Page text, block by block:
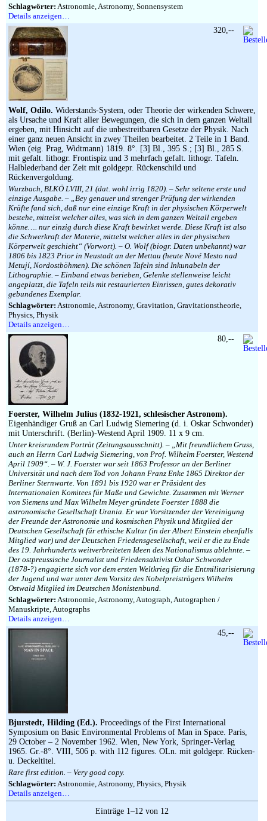
Schlagwörter: Astronomie, Astronomy, Sonnensystem
Details anzeigen…
Wolf, Odilo. Widerstands-System, oder Theorie der wirkenden Schwere,
als Ursache und Kraft aller Bewegungen, die sich in dem ganzen Weltall
ergeben, mit Hinsicht auf die unbestreitbaren Gesetze der Physik. Nach
einer ganz neuen Ansicht in zwey Theilen bearbeitet. 2 Teile in 1 Band.
Wien (eig. Prag, Widtmann) 1819. 8°. [3] Bl., 395 S.; [3] Bl., 285 S.
mit gefalt. lithogr. Frontispiz und 3 mehrfach gefalt. lithogr. Tafeln.
Halblederband der Zeit mit goldgepr. Rückenschild und
Rückenvergoldung.
Wurzbach, BLKÖ LVIII, 21 (dat. wohl irrig 1820). – Sehr seltene erste und
einzige Ausgabe. – „Bey genauer und strenger Prüfung der wirkenden
Kräfte fand sich, daß nur eine einzige Kraft in der physischen Körperwelt
bestehe, mittelst welcher alles, was sich in dem ganzen Weltall ergeben
könne…. nur einzig durch diese Kraft bewirket werde. Diese Kraft ist also
die Schwerkraft der Materie, mittelst welcher alles in der physischen
Körperwelt geschieht“ (Vorwort). – O. Wolf (biogr. Daten unbekannt) war
1806 bis 1823 Prior in Neustadt an der Mettau (heute Nové Mesto nad
Metují, Nordostböhmen). Die schönen Tafeln sind Inkunabeln der
Lithographie. – Einband etwas berieben, Gelenke stellenweise leicht
angeplatzt, die Tafeln teils mit restaurierten Einrissen, gutes dekorativ
gebundenes Exemplar.
Schlagwörter: Astronomie, Astronomy, Gravitation, Gravitationstheorie,
Physics, Physik
Details anzeigen…
320,--
Foerster, Wilhelm Julius (1832-1921, schlesischer Astronom).
Eigenhändiger Gruß an Carl Ludwig Siemering (d. i. Oskar Schwonder)
mit Unterschrift. (Berlin)-Westend April 1909. 11 x 9 cm.
Unter kreisrundem Porträt (Zeitungsausschnitt). – „Mit freundlichem Gruss,
auch an Herrn Carl Ludwig Siemering, von Prof. Wilhelm Foerster, Westend
April 1909“. – W. J. Foerster war seit 1863 Professor an der Berliner
Universität und nach dem Tod von Johann Franz Enke 1865 Direktor der
Berliner Sternwarte. Von 1891 bis 1920 war er Präsident des
Internationalen Komitees für Maße und Gewichte. Zusammen mit Werner
von Siemens und Max Wilhelm Meyer gründete Foerster 1888 die
astronomische Gesellschaft Urania. Er war Vorsitzender der Vereinigung
der Freunde der Astronomie und kosmischen Physik und Mitglied der
Deutschen Gesellschaft für ethische Kultur (in der Albert Einstein ebenfalls
Mitglied war) und der Deutschen Friedensgesellschaft, weil er die zu Ende
des 19. Jahrhunderts weitverbreiteten Ideen des Nationalismus ablehnte. –
Der ostpreussische Journalist und Friedensaktivist Oskar Schwonder
(1878-?) engagierte sich vor dem ersten Weltkrieg für die Entmilitarisierung
der Jugend und war unter dem Vorsitz des Nobelpreisträgers Wilhelm
Ostwald Mitglied im Deutschen Monistenbund.
Schlagwörter: Astronomie, Astronomy, Autograph, Autographen /
Manuskripte, Autographs
Details anzeigen…
80,--
Bjurstedt, Hilding (Ed.). Proceedings of the First International
Symposium on Basic Environmental Problems of Man in Space. Paris,
29 October – 2 November 1962. Wien, New York, Springer-Verlag
1965. Gr.-8°. VIII, 506 p. with 112 figures. OLn. mit goldgepr. Rücken-
u. Deckeltitel.
Rare first edition. – Very good copy.
Schlagwörter: Astronomie, Astronomy, Physics, Physik
Details anzeigen…
45,--
Einträge 1–12 von 12